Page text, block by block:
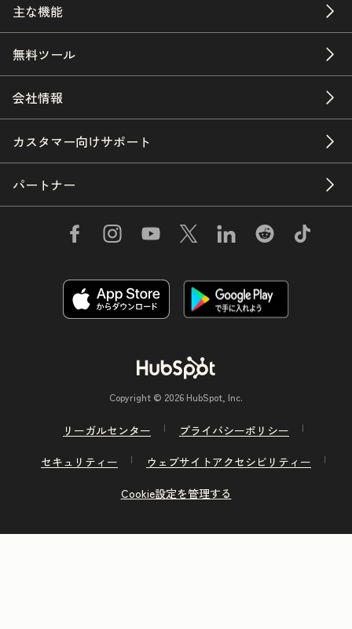
主な機能
無料ツール
会社情報
カスタマー向けサポート
パートナー
Copyright © 2026 HubSpot, Inc.
リーガルセンター
プライバシーポリシー
セキュリティー
ウェブサイトアクセシビリティー
Cookie設定を管理する